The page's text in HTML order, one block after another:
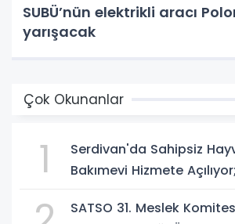
SUBÜ’nün elektrikli aracı
yarışacak
Çok Okunanlar
1
Serdivan'da Sahipsiz
Bakımevi Hizmete
SATSO 31. Meslek